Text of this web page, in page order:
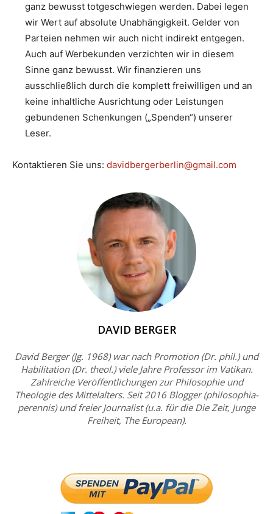
ganz bewusst totgeschwiegen werden. Dabei legen
wir Wert auf absolute Unabhängigkeit. Gelder von
Parteien nehmen wir auch nicht indirekt entgegen.
Auch auf Werbekunden verzichten wir in diesem
Sinne ganz bewusst. Wir finanzieren uns
ausschließlich durch die komplett freiwilligen und an
keine inhaltliche Ausrichtung oder Leistungen
gebundenen Schenkungen („Spenden“) unserer
Leser.
Kontaktieren Sie uns: davidbergerberlin@gmail.com
DAVID BERGER
David Berger (Jg. 1968) war nach Promotion (Dr. phil.) und
Habilitation (Dr. theol.) viele Jahre Professor im Vatikan.
Zahlreiche Veröffentlichungen zur Philosophie und
Theologie des Mittelalters. Seit 2016 Blogger (philosophia-
perennis) und freier Journalist (u.a. für die Die Zeit, Junge
Freiheit, The European).